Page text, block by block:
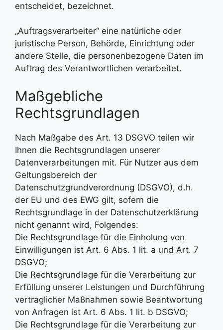
entscheidet, bezeichnet.
„Auftragsverarbeiter“ eine natürliche oder
juristische Person, Behörde, Einrichtung oder
andere Stelle, die personenbezogene Daten im
Auftrag des Verantwortlichen verarbeitet.
Maßgebliche
Rechtsgrundlagen
Nach Maßgabe des Art. 13 DSGVO teilen wir
Ihnen die Rechtsgrundlagen unserer
Datenverarbeitungen mit. Für Nutzer aus dem
Geltungsbereich der
Datenschutzgrundverordnung (DSGVO), d.h.
der EU und des EWG gilt, sofern die
Rechtsgrundlage in der Datenschutzerklärung
nicht genannt wird, Folgendes:
Die Rechtsgrundlage für die Einholung von
Einwilligungen ist Art. 6 Abs. 1 lit. a und Art. 7
DSGVO;
Die Rechtsgrundlage für die Verarbeitung zur
Erfüllung unserer Leistungen und Durchführung
vertraglicher Maßnahmen sowie Beantwortung
von Anfragen ist Art. 6 Abs. 1 lit. b DSGVO;
Die Rechtsgrundlage für die Verarbeitung zur